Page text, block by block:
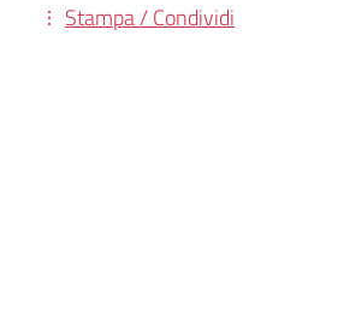
Stampa / Condividi